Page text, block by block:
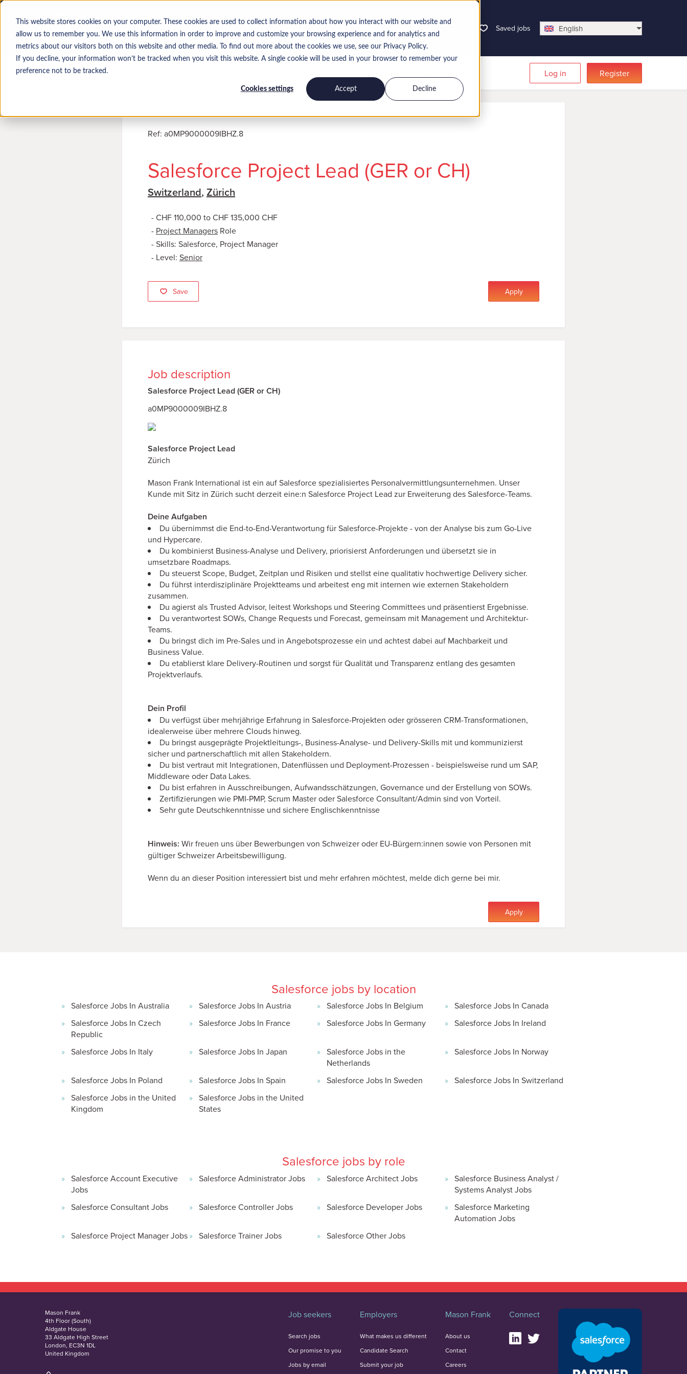
This website stores cookies on your computer. These cookies are used to collect information about how you interact with our website and
allow us to remember you. We use this information in order to improve and customize your browsing experience and for analytics and
metrics about our visitors both on this website and other media. To find out more about the cookies we use, see our Privacy Policy.
If you decline, your information won’t be tracked when you visit this website. A single cookie will be used in your browser to remember your
preference not to be tracked.
Cookies settings Accept Decline
Saved jobs English
Job seekers Log in Register
Ref: a0MP9000009IBHZ.8
Salesforce Project Lead (GER or CH)
Switzerland, Zürich
CHF 110,000 to CHF 135,000 CHF
Project Managers Role
Skills: Salesforce, Project Manager
Level: Senior
Save Apply
Job description
Salesforce Project Lead (GER or CH)
a0MP9000009IBHZ.8
Salesforce Project Lead
Zürich
Mason Frank International ist ein auf Salesforce spezialisiertes Personalvermittlungsunternehmen. Unser
Kunde mit Sitz in Zürich sucht derzeit eine:n Salesforce Project Lead zur Erweiterung des Salesforce-Teams.
Deine Aufgaben
Du übernimmst die End-to-End-Verantwortung für Salesforce-Projekte - von der Analyse bis zum Go-Live
und Hypercare.
Du kombinierst Business-Analyse und Delivery, priorisierst Anforderungen und übersetzt sie in
umsetzbare Roadmaps.
Du steuerst Scope, Budget, Zeitplan und Risiken und stellst eine qualitativ hochwertige Delivery sicher.
Du führst interdisziplinäre Projektteams und arbeitest eng mit internen wie externen Stakeholdern
zusammen.
Du agierst als Trusted Advisor, leitest Workshops und Steering Committees und präsentierst Ergebnisse.
Du verantwortest SOWs, Change Requests und Forecast, gemeinsam mit Management und Architektur-
Teams.
Du bringst dich im Pre-Sales und in Angebotsprozesse ein und achtest dabei auf Machbarkeit und
Business Value.
Du etablierst klare Delivery-Routinen und sorgst für Qualität und Transparenz entlang des gesamten
Projektverlaufs.
Dein Profil
Du verfügst über mehrjährige Erfahrung in Salesforce-Projekten oder grösseren CRM-Transformationen,
idealerweise über mehrere Clouds hinweg.
Du bringst ausgeprägte Projektleitungs-, Business-Analyse- und Delivery-Skills mit und kommunizierst
sicher und partnerschaftlich mit allen Stakeholdern.
Du bist vertraut mit Integrationen, Datenflüssen und Deployment-Prozessen - beispielsweise rund um SAP,
Middleware oder Data Lakes.
Du bist erfahren in Ausschreibungen, Aufwandsschätzungen, Governance und der Erstellung von SOWs.
Zertifizierungen wie PMI-PMP, Scrum Master oder Salesforce Consultant/Admin sind von Vorteil.
Sehr gute Deutschkenntnisse und sichere Englischkenntnisse
Hinweis: Wir freuen uns über Bewerbungen von Schweizer oder EU-Bürgern:innen sowie von Personen mit
gültiger Schweizer Arbeitsbewilligung.
Wenn du an dieser Position interessiert bist und mehr erfahren möchtest, melde dich gerne bei mir.
Apply
Salesforce jobs by location
Salesforce Jobs In Australia Salesforce Jobs In Austria Salesforce Jobs In Belgium
Salesforce Jobs In Canada
Salesforce Jobs In Czech
Republic
Salesforce Jobs In France Salesforce Jobs In Germany Salesforce Jobs In Ireland
Salesforce Jobs In Italy Salesforce Jobs In Japan
Salesforce Jobs in the
Netherlands
Salesforce Jobs In Norway
Salesforce Jobs In Poland Salesforce Jobs In Spain Salesforce Jobs In Sweden
Salesforce Jobs In Switzerland
Salesforce Jobs in the United
Kingdom
Salesforce Jobs in the United
States
Salesforce jobs by role
Salesforce Account Executive
Jobs
Salesforce Administrator Jobs Salesforce Architect Jobs
Salesforce Business Analyst /
Systems Analyst Jobs
Salesforce Consultant Jobs
Salesforce Controller Jobs Salesforce Developer Jobs
Salesforce Marketing
Automation Jobs
Salesforce Project Manager Jobs
Salesforce Trainer Jobs Salesforce Other Jobs
Mason Frank
4th Floor (South)
Aldgate House
33 Aldgate High Street
London, EC3N 1DL
United Kingdom
Job seekers
Search jobs
Our promise to you
Jobs by email
Employers
What makes us different
Candidate Search
Submit your job
Mason Frank
About us
Contact
Careers
Connect